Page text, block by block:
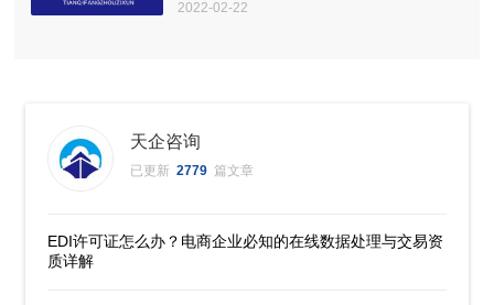
2022-02-22
天企咨询
已更新 2779 篇文章
EDI许可证怎么办？电商企业必知的在线数据处理与交易资
质详解